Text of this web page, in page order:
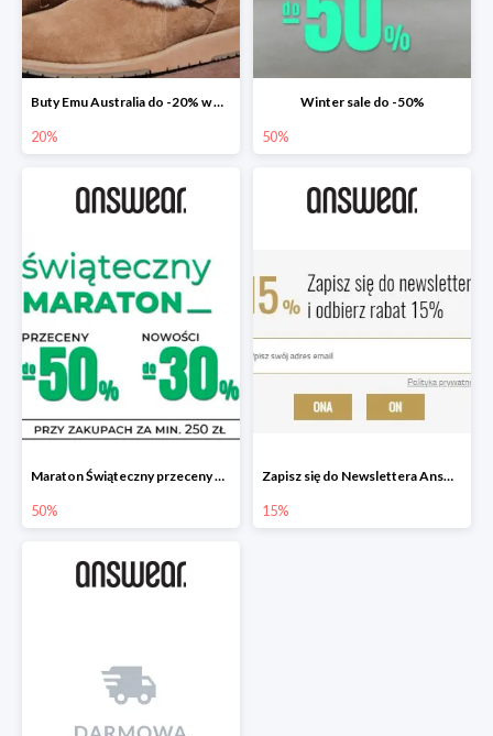
Buty Emu Australia do -20% w Answear
20%
Winter sale do -50%
50%
Maraton Świąteczny przeceny do -50%, nowości do -30%
50%
Zapisz się do Newslettera Answear i zyskaj 15% rabatu
15%